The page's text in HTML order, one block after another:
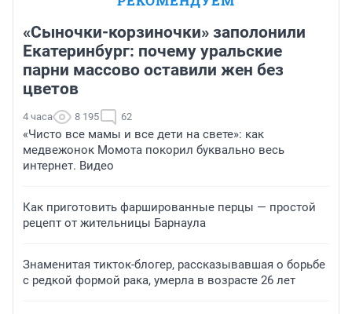
«Сыночки-корзиночки» заполонили
Екатеринбург: почему уральские
парни массово оставили жен без
цветов
4 часа 8 195 62
«Чисто все мамы и все дети на свете»: как
медвежонок Момота покорил буквально весь
интернет. Видео
Как приготовить фаршированные перцы — простой
рецепт от жительницы Барнаула
Знаменитая тикток-блогер, рассказывавшая о борьбе
с редкой формой рака, умерла в возрасте 26 лет